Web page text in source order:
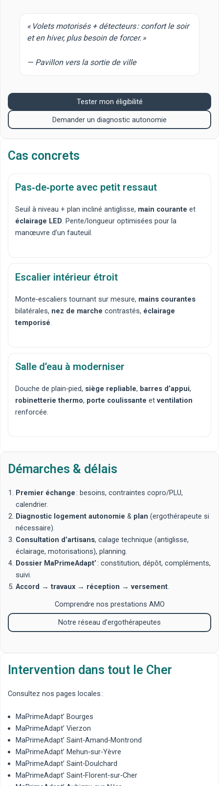
« Volets motorisés + détecteurs : confort le soir
et en hiver, plus besoin de forcer. »
— Pavillon vers la sortie de ville
Tester mon éligibilité
Demander un diagnostic autonomie
Cas concrets
Pas‑de‑porte avec petit ressaut
Seuil à niveau + plan incliné antiglisse, main courante et
éclairage LED. Pente/longueur optimisées pour la
manœuvre d’un fauteuil.
Escalier intérieur étroit
Monte‑escaliers tournant sur mesure, mains courantes
bilatérales, nez de marche contrastés, éclairage
temporisé.
Salle d’eau à moderniser
Douche de plain‑pied, siège repliable, barres d’appui,
robinetterie thermo, porte coulissante etventilation
renforcée.
Démarches & délais
Premier échange: besoins, contraintes copro/PLU,
calendrier.
Diagnostic logement autonomie & plan (ergothérapeute si
nécessaire).
Consultation d’artisans, calage technique (antiglisse,
éclairage, motorisations), planning.
Dossier MaPrimeAdapt’: constitution, dépôt, compléments,
suivi.
Accord →travaux→ réception → versement.
Comprendre nos prestations AMO
Notre réseau d’ergothérapeutes
Intervention dans tout le Cher
Consultez nos pages locales :
MaPrimeAdapt’ Bourges
MaPrimeAdapt’ Vierzon
MaPrimeAdapt’ Saint‑Amand‑Montrond
MaPrimeAdapt’ Mehun‑sur‑Yèvre
MaPrimeAdapt’ Saint‑Doulchard
MaPrimeAdapt’ Saint‑Florent‑sur‑Cher